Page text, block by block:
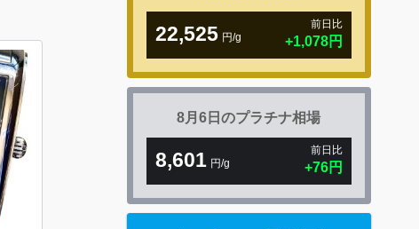
22,525 円/g
前日比
+1,078円
8月6日のプラチナ相場
8,601 円/g
前日比
+76円